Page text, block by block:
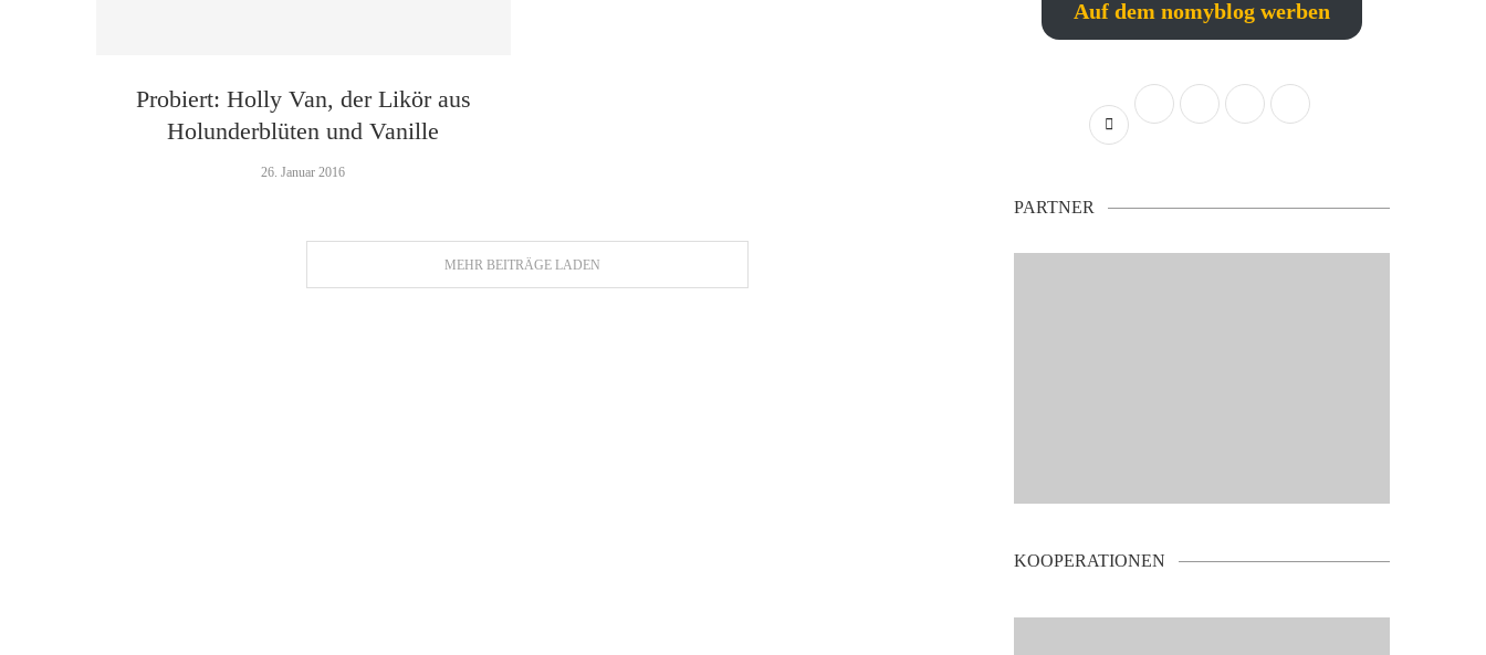
Probiert: Holly Van, der Likör aus
Holunderblüten und Vanille
26. Januar 2016
MEHR BEITRÄGE LADEN
Auf dem nomyblog werben
PARTNER
KOOPERATIONEN